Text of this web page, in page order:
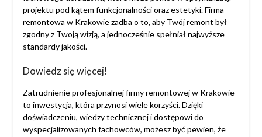
projektu pod kątem funkcjonalności oraz estetyki. Firma
remontowa w Krakowie zadba o to, aby Twój remont był
zgodny z Twoją wizją, a jednocześnie spełniał najwyższe
standardy jakości.
Dowiedz się więcej!
Zatrudnienie profesjonalnej firmy remontowej w Krakowie
to inwestycja, która przynosi wiele korzyści. Dzięki
doświadczeniu, wiedzy technicznej i dostępowi do
wyspecjalizowanych fachowców, możesz być pewien, że